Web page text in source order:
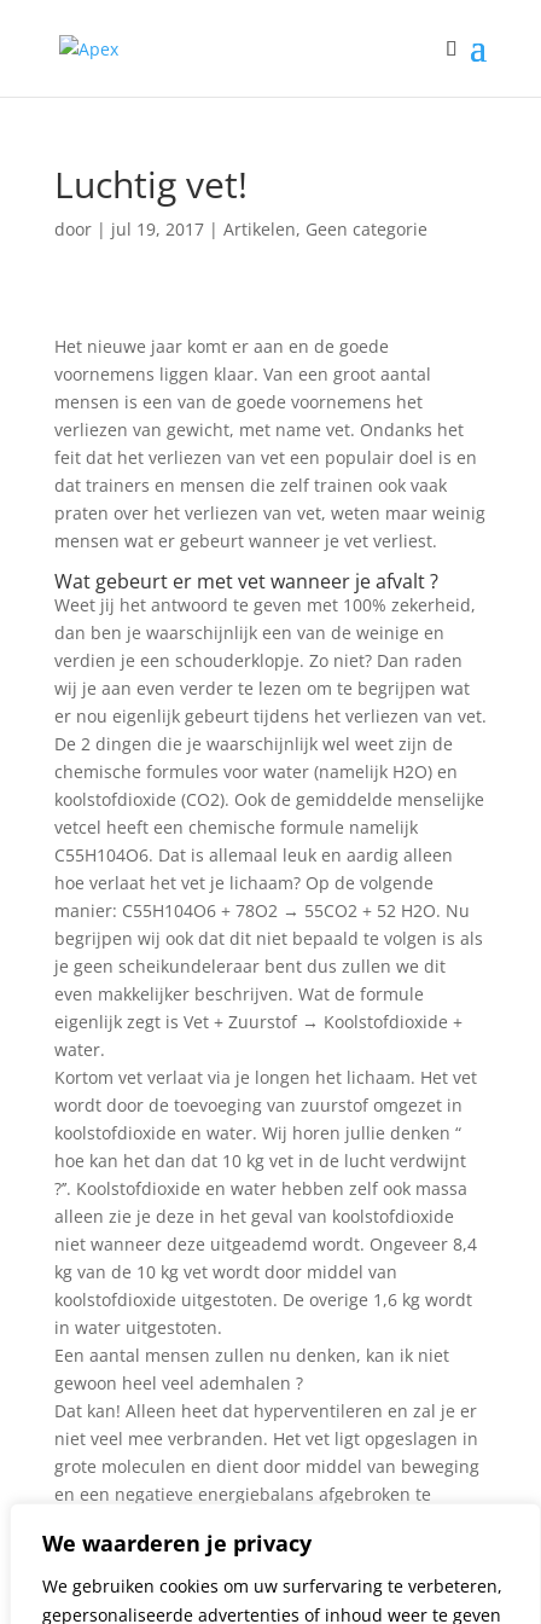
We waarderen je privacy
We gebruiken cookies om uw surfervaring te verbeteren,
gepersonaliseerde advertenties of inhoud weer te geven
Luchtig vet!
door | jul 19, 2017| Artikelen, Geen categorie
Het nieuwe jaar komt er aan en de goede
voornemens liggen klaar. Van een groot aantal
mensen is een van de goede voornemens het
verliezen van gewicht, met name vet. Ondanks het
feit dat het verliezen van vet een populair doel is en
dat trainers en mensen die zelf trainen ook vaak
praten over het verliezen van vet, weten maar weinig
mensen wat er gebeurt wanneer je vet verliest.
Wat gebeurt er met vet wanneer je afvalt ?
Weet jij het antwoord te geven met 100% zekerheid,
dan ben je waarschijnlijk een van de weinige en
verdien je een schouderklopje. Zo niet? Dan raden
wij je aan even verder te lezen om te begrijpen wat
er nou eigenlijk gebeurt tijdens het verliezen van vet.
De 2 dingen die je waarschijnlijk wel weet zijn de
chemische formules voor water (namelijk H2O) en
koolstofdioxide (CO2). Ook de gemiddelde menselijke
vetcel heeft een chemische formule namelijk
C55H104O6. Dat is allemaal leuk en aardig alleen
hoe verlaat het vet je lichaam? Op de volgende
manier: C55H104O6 + 78O2 → 55CO2 + 52 H2O. Nu
begrijpen wij ook dat dit niet bepaald te volgen is als
je geen scheikundeleraar bent dus zullen we dit
even makkelijker beschrijven. Wat de formule
eigenlijk zegt is Vet + Zuurstof → Koolstofdioxide +
water.
Kortom vet verlaat via je longen het lichaam. Het vet
wordt door de toevoeging van zuurstof omgezet in
koolstofdioxide en water. Wij horen jullie denken “
hoe kan het dan dat 10 kg vet in de lucht verdwijnt
?’’. Koolstofdioxide en water hebben zelf ook massa
alleen zie je deze in het geval van koolstofdioxide
niet wanneer deze uitgeademd wordt. Ongeveer 8,4
kg van de 10 kg vet wordt door middel van
koolstofdioxide uitgestoten. De overige 1,6 kg wordt
in water uitgestoten.
Een aantal mensen zullen nu denken, kan ik niet
gewoon heel veel ademhalen ?
Dat kan! Alleen heet dat hyperventileren en zal je er
niet veel mee verbranden. Het vet ligt opgeslagen in
grote moleculen en dient door middel van beweging
en een negatieve energiebalans afgebroken te
opgenomen kan worden. Eenmaal in het bloed kan
het vet via de longen omgezet worden in
koolstofdioxide en water.